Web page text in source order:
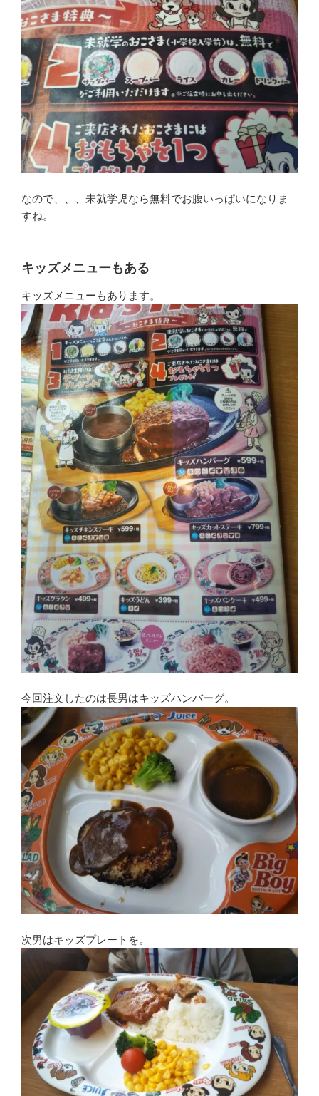
なので、、、未就学児なら無料でお腹いっぱいになりま
すね。
キッズメニューもある
キッズメニューもあります。
今回注文したのは長男はキッズハンバーグ。
次男はキッズプレートを。